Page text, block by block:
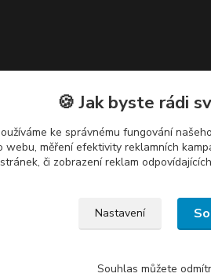
🍪 Jak byste rádi
ke správnému fungování
měření efektivity reklamních
či zobrazení reklam
Nastavení
Souhlas můžete